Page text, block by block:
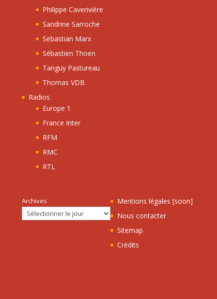
Philippe Caverivière
Sandrine Sarroche
Sebastian Marx
Sébastien Thoen
Tanguy Pastureau
Thomas VDB
Radios
Europe 1
France Inter
RFM
RMC
RTL
Archives
Mentions légales [soon]
Nous contacter
Sitemap
Crédits